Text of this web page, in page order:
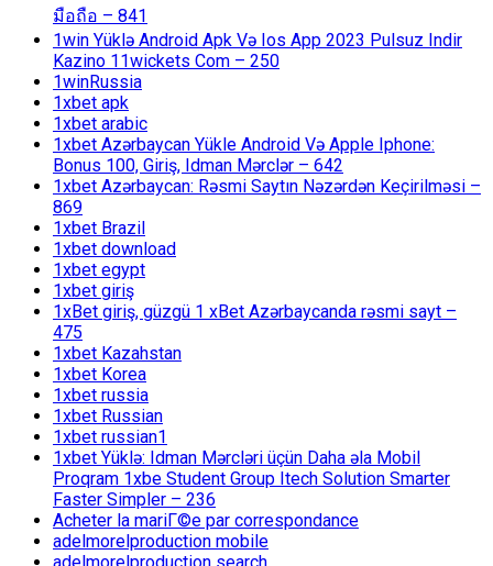
มือถือ – 841
1win Yüklə Android Apk Və Ios App 2023 Pulsuz Indir
Kazino 11wickets Com – 250
1winRussia
1xbet apk
1xbet arabic
1xbet Azərbaycan Yükle Android Və Apple Iphone:
Bonus 100, Giriş, Idman Mərclər – 642
1xbet Azərbaycan: Rəsmi Saytın Nəzərdən Keçirilməsi –
869
1xbet Brazil
1xbet download
1xbet egypt
1xbet giriş
1xBet giriş, güzgü 1 xBet Azərbaycanda rəsmi sayt –
475
1xbet Kazahstan
1xbet Korea
1xbet russia
1xbet Russian
1xbet russian1
1xbet Yüklə: Idman Mərcləri üçün Daha əla Mobil
Proqram 1xbe Student Group Itech Solution Smarter
Faster Simpler – 236
Acheter la mariГ©e par correspondance
adelmorelproduction mobile
adelmorelproduction search